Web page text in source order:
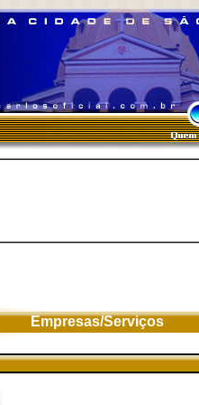
Empresas/Serviços